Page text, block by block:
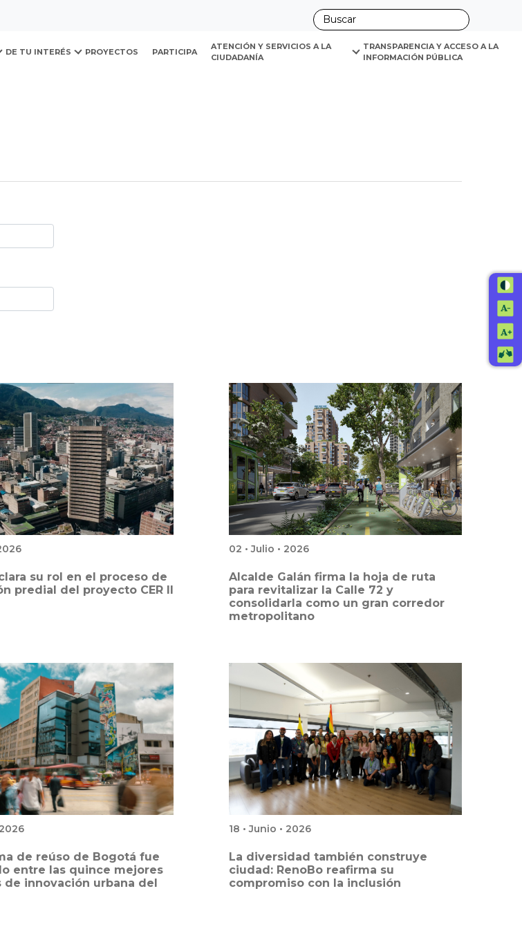
Desarrollo Urbano
DE TU INTERÉS PROYECTOS PARTICIPA
ATENCIÓN Y SERVICIOS A LA
CIUDADANÍA
TRANSPARENCIA Y ACCESO A LA
INFORMACIÓN PÚBLICA
su rol en el proceso de
predial del proyecto CER II
02 • Julio • 2026
Alcalde Galán firma la hoja de ruta
para revitalizar la Calle 72 y
consolidarla como un gran corredor
metropolitano
de reúso de Bogotá fue
entre las quince mejores
de innovación urbana del
18 • Junio • 2026
La diversidad también construye
ciudad: RenoBo reafirma su
compromiso con la inclusión